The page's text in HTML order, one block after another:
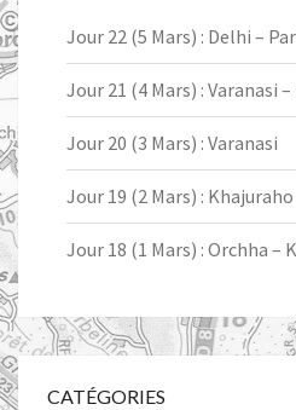
Jour 22 (5 Mars) : Delhi –
Jour 21 (4 Mars) : Varanasi
Jour 20 (3 Mars) : Varanasi
Jour 19 (2 Mars) :
Jour 18 (1 Mars) : Orchha –
CATÉGORIES